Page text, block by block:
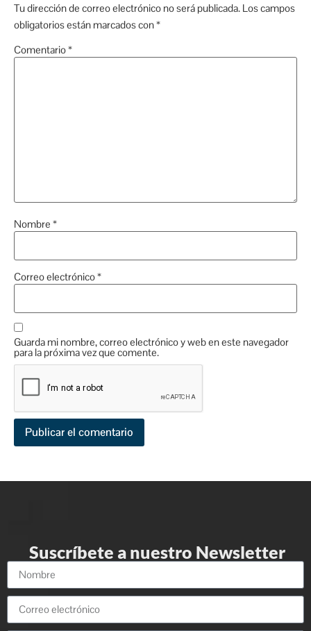
Tu dirección de correo electrónico no será publicada. Los campos
obligatorios están marcados con*
Comentario*
Nombre *
Correo electrónico*
Guarda mi nombre, correo electrónico y web en este navegador
para la próxima vez que comente.
Suscríbete a nuestro Newsletter